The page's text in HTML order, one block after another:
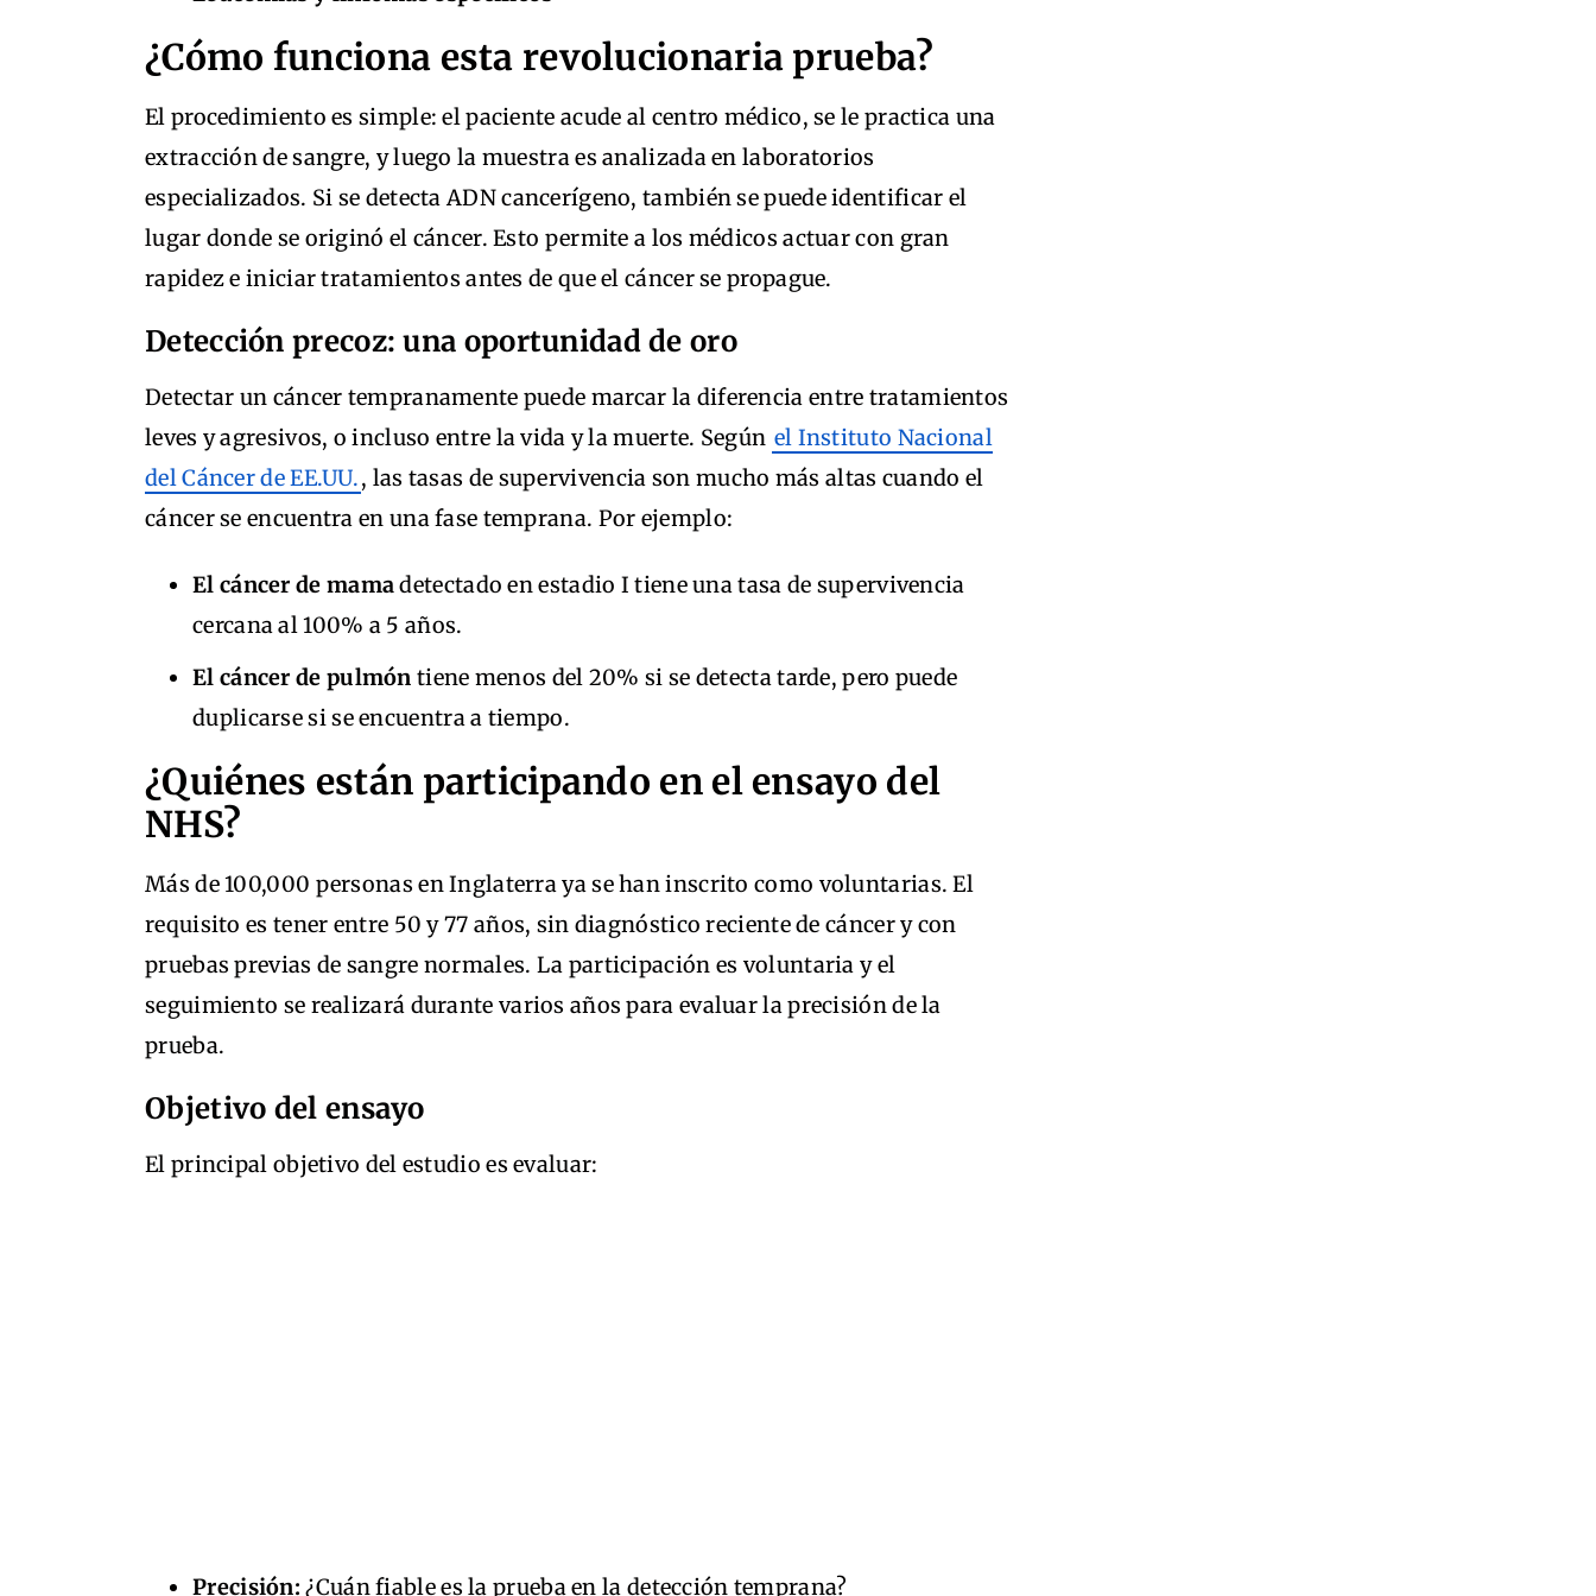
¿Cómo funciona esta revolucionaria prueba?
El procedimiento es simple: el paciente acude al centro médico, se le practica una
extracción de sangre, y luego la muestra es analizada en laboratorios
especializados. Si se detecta ADN cancerígeno, también se puede identificar el
lugar donde se originó el cáncer. Esto permite a los médicos actuar con gran
rapidez e iniciar tratamientos antes de que el cáncer se propague.
Detección precoz: una oportunidad de oro
Detectar un cáncer tempranamente puede marcar la diferencia entre tratamientos
leves y agresivos, o incluso entre la vida y la muerte. Según el Instituto Nacional
del Cáncer de EE.UU., las tasas de supervivencia son mucho más altas cuando el
cáncer se encuentra en una fase temprana. Por ejemplo:
El cáncer de mamadetectado en estadio I tiene una tasa de supervivencia
cercana al 100% a 5 años.
El cáncer de pulmón tiene menos del 20% si se detecta tarde, pero puede
duplicarse si se encuentra a tiempo.
¿Quiénes están participando en el ensayo del
NHS?
Más de 100,000 personas en Inglaterra ya se han inscrito como voluntarias. El
requisito es tener entre 50 y 77 años, sin diagnóstico reciente de cáncer y con
pruebas previas de sangre normales. La participación es voluntaria y el
seguimiento se realizará durante varios años para evaluar la precisión de la
prueba.
Objetivo del ensayo
El principal objetivo del estudio es evaluar:
Precisión: ¿Cuán fiable es la prueba en la detección temprana?